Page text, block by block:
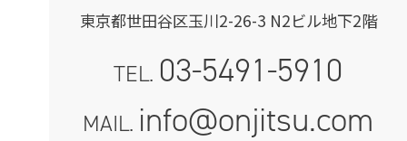
東京都世田谷区玉川2-26-3 N2ビル地下2階
TEL. 03-5491-5910
MAIL. info@onjitsu.com